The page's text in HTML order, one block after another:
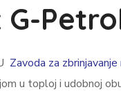
G-
Zavoda za
u toploj i udobnoj